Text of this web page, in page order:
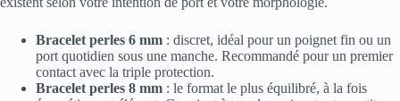
Bracelet perles 6 mm : discret, idéal pour un poignet fin ou un
port quotidien sous une manche. Recommandé pour un premier
contact avec la triple protection.
Bracelet perles 8 mm : le format le plus équilibré, à la fois